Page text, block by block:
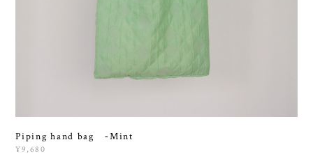
Piping hand bag ‐Mint
¥9,680